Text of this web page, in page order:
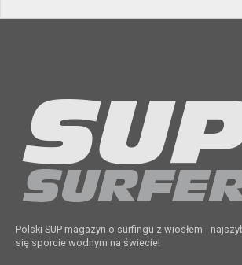
Polski SUP magazyn o surfingu z wiosłem -
się sporcie wodnym na świecie!